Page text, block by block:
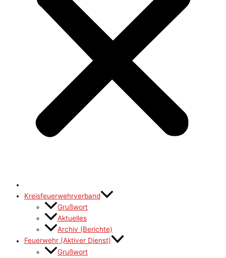
Kreisfeuerwehrverband
Grußwort
Aktuelles
Archiv (Berichte)
Feuerwehr (Aktiver Dienst)
Grußwort